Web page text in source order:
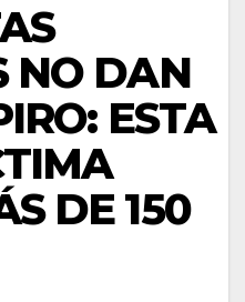
NO DAN
ESTA
DE 150